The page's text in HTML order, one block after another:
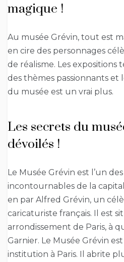
magique !
Au musée Grévin, tout est
en cire des personnages
de réalisme. Les expositions
des thèmes passionnants et
du musée est un vrai plus.
Les secrets du
dévoilés !
Le Musée Grévin est l’un
incontournables de la
en par Alfred Grévin, un
caricaturiste français. Il est
arrondissement de Paris, à
Garnier. Le Musée Grévin
institution à Paris. Il abrite